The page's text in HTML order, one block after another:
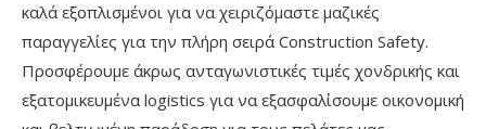
καλά εξοπλισμένοι για να χειριζόμαστε μαζικές
παραγγελίες για την πλήρη σειρά Construction Safety.
Προσφέρουμε άκρως ανταγωνιστικές τιμές χονδρικής και
εξατομικευμένα logistics για να εξασφαλίσουμε οικονομική